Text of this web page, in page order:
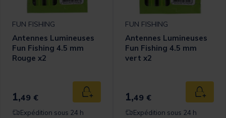
FUN FISHING
Antennes Lumineuses
Fun Fishing 4.5 mm
Rouge x2
1,49 € Ajouter au panier
Expédition sous 24 h
FUN FISHING
Antennes Lumineuses
Fun Fishing 4.5 mm
vert x2
1,49 €
Expédition sous 24 h